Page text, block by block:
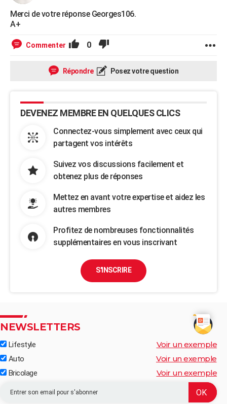
Merci de votre réponse Georges106.
A+
Commenter 0
Répondre Posez votre question
DEVENEZ MEMBRE EN QUELQUES CLICS
Connectez-vous simplement avec ceux qui
partagent vos intérêts
Suivez vos discussions facilement et
obtenez plus de réponses
Mettez en avant votre expertise et aidez les
autres membres
Profitez de nombreuses fonctionnalités
supplémentaires en vous inscrivant
S'INSCRIRE
NEWSLETTERS
Lifestyle Voir un exemple
Auto Voir un exemple
Bricolage Voir un exemple